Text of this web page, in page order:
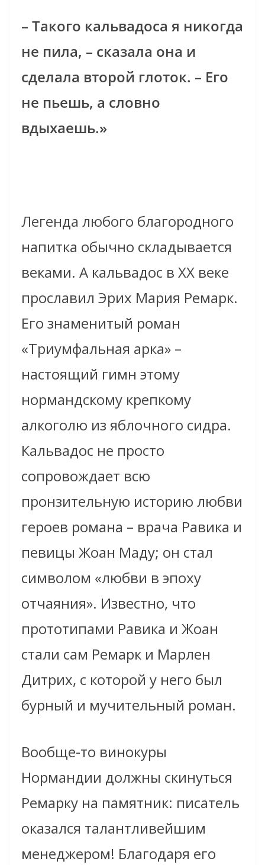
– Такого кальвадоса я никогда
не пила, – сказала она и
сделала второй глоток. – Его
не пьешь, а словно
вдыхаешь.»
Легенда любого благородного
напитка обычно складывается
веками. А кальвадос в ХХ веке
прославил Эрих Мария Ремарк.
Его знаменитый роман
«Триумфальная арка» –
настоящий гимн этому
нормандскому крепкому
алкоголю из яблочного сидра.
Кальвадос не просто
сопровождает всю
пронзительную историю любви
героев романа – врача Равика и
певицы Жоан Маду; он стал
символом «любви в эпоху
отчаяния». Известно, что
прототипами Равика и Жоан
стали сам Ремарк и Марлен
Дитрих, с которой у него был
бурный и мучительный роман.
Вообще-то винокуры
Нормандии должны скинуться
Ремарку на памятник: писатель
оказался талантливейшим
менеджером! Благодаря его